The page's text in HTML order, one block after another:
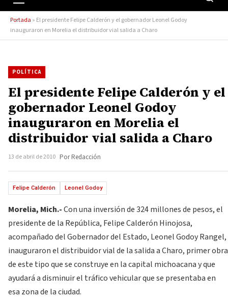
Portada » El presidente Felipe Calderón y el gobernador Leonel Godoy
inauguraron en Morelia el distribuidor vial salida a Charo
POLÍTICA
El presidente Felipe Calderón y el
gobernador Leonel Godoy
inauguraron en Morelia el
distribuidor vial salida a Charo
13 de abril de 2010 Por Redacción
Felipe Calderón Leonel Godoy
Morelia, Mich.-Con una inversión de 324 millones de pesos, el
presidente de la República, Felipe Calderón Hinojosa,
acompañado del Gobernador del Estado, Leonel Godoy Rangel,
inauguraron el distribuidor vial de la salida a Charo, primer obra
de este tipo que se construye en la capital michoacana y que
ayudará a disminuir el tráfico vehicular que se presentaba en
esa zona de la ciudad.